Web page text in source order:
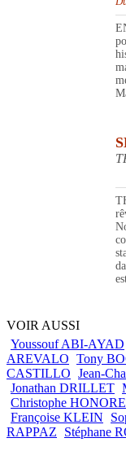
VOIR AUSSI
Youssouf ABI-AYAD
AREVALO Tony
CASTILLO Jean-
Jonathan DRILLET
Christophe HONORE
Françoise KLEIN
RAPPAZ
Stéphane